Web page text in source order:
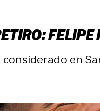
FELIPE
en